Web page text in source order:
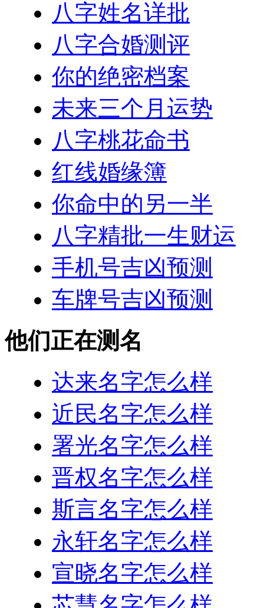
八字姓名详批
八字合婚测评
你的绝密档案
未来三个月运势
八字桃花命书
红线婚缘簿
你命中的另一半
八字精批一生财运
手机号吉凶预测
车牌号吉凶预测
他们正在测名
达来名字怎么样
近民名字怎么样
署光名字怎么样
晋权名字怎么样
斯言名字怎么样
永轩名字怎么样
宣晓名字怎么样